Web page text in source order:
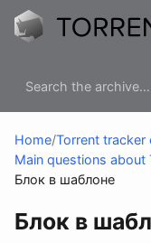
Home/Torrent tracker
Main questions about
Блок в шаблоне
Блок в